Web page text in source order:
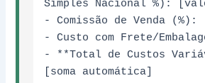
Simples Nacional %):
- Comissão de Venda
- Custo com Frete/
- **Total de Custos
[soma automática]